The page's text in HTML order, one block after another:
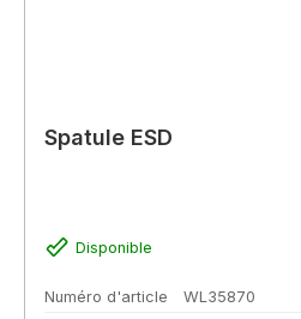
Spatule ESD
Disponible
Numéro d'article
WL35870